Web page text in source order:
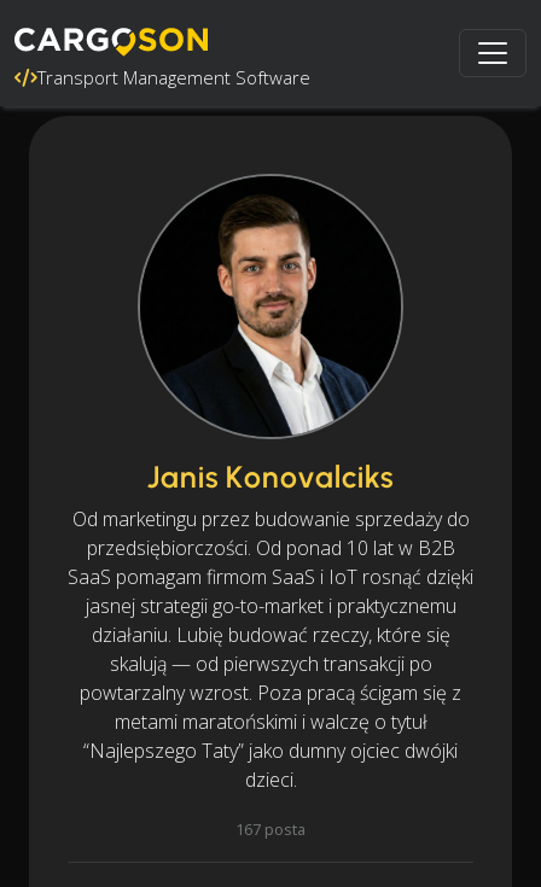
Transport Management Software
Janis Konovalciks
Od marketingu przez budowanie sprzedaży do
przedsiębiorczości. Od ponad 10 lat w B2B
SaaS pomagam firmom SaaS i IoT rosnąć dzięki
jasnej strategii go-to-market i praktycznemu
działaniu. Lubię budować rzeczy, które się
skalują — od pierwszych transakcji po
powtarzalny wzrost. Poza pracą ścigam się z
metami maratońskimi i walczę o tytuł
“Najlepszego Taty” jako dumny ojciec dwójki
dzieci.
167 posta